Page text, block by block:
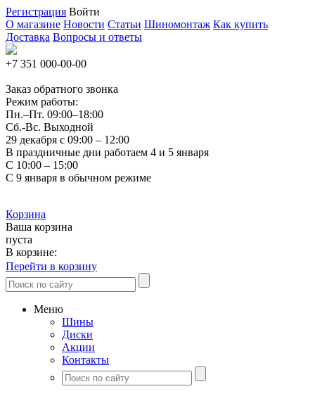
Регистрация Войти
О магазине Новости Статьи Шиномонтаж Как купить
Доставка Вопросы и ответы
+7 351 000-00-00
Заказ обратного звонка
Режим работы:
Пн.–Пт. 09:00–18:00
Сб.-Вс. Выходной
29 декабря с 09:00 – 12:00
В праздничные дни работаем 4 и 5 января
С 10:00 – 15:00
С 9 января в обычном режиме
Корзина
Ваша корзина
пуста
В корзине:
Перейти в корзину
Меню
Шины
Диски
Акции
Контакты